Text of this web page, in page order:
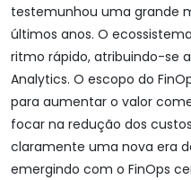
testemunhou uma grande
últimos anos. O
ritmo rápido, atribuindo-se
Analytics. O escopo do
para aumentar o valor
focar na redução dos
claramente uma nova era
emergindo com o FinOps